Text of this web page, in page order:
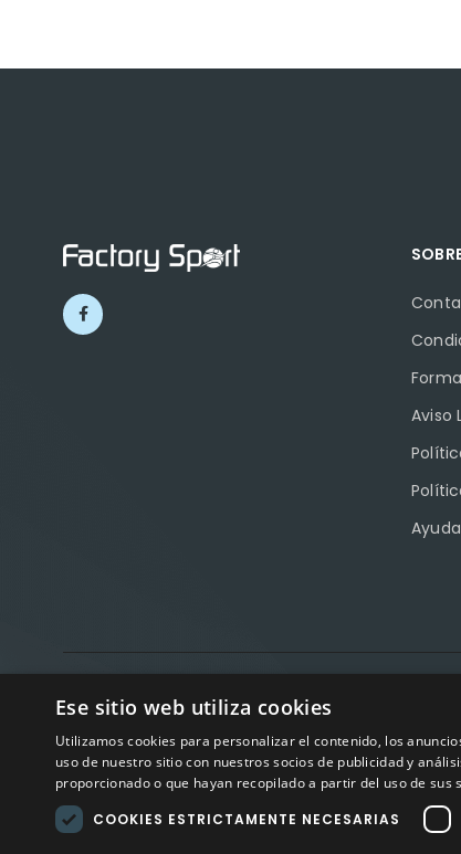
Aviso
Ese sitio web utiliza cookies
Utilizamos cookies para personalizar el contenido, los
uso de nuestro sitio con nuestros socios de publicidad y
proporcionado o que hayan recopilado a partir del uso de sus
COOKIES ESTRICTAMENTE NECESARIAS